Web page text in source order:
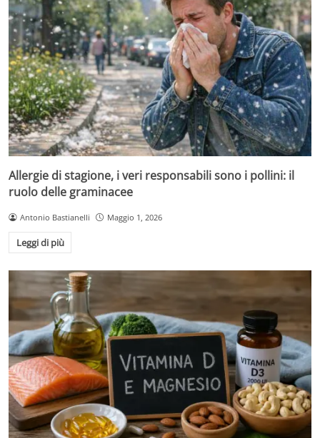
Allergie di stagione, i veri responsabili sono i pollini: il
ruolo delle graminacee
Antonio Bastianelli Maggio 1, 2026
Leggi di più